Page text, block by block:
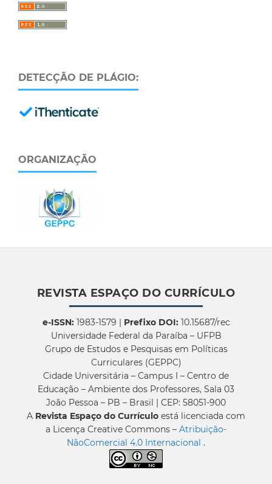
DETECÇÃO DE PLÁGIO:
ORGANIZAÇÃO
REVISTA ESPAÇO DO CURRÍCULO
e-ISSN:1983-1579 | Prefixo DOI:10.15687/rec
Universidade Federal da Paraíba – UFPB
Grupo de Estudos e Pesquisas em Políticas
Curriculares (GEPPC)
Cidade Universitária – Campus I – Centro de
Educação – Ambiente dos Professores, Sala 03
João Pessoa – PB – Brasil | CEP: 58051-900
A Revista Espaço do Currículo está licenciada com
a Licença Creative Commons – Atribuição-
NãoComercial 4.0 Internacional .